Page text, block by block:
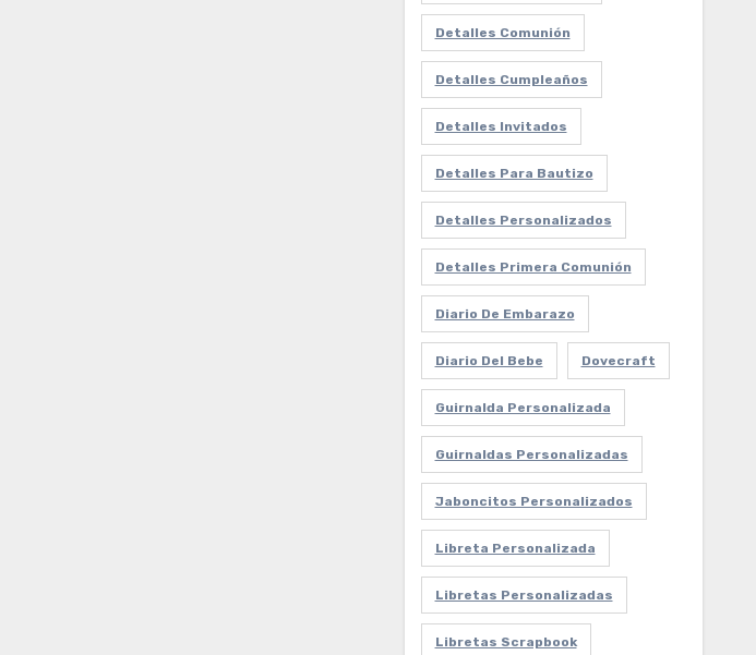
Detalles Comunión
Detalles Cumpleaños
Detalles Invitados
Detalles Para Bautizo
Detalles Personalizados
Detalles Primera Comunión
Diario De Embarazo
Diario Del Bebe Dovecraft
Guirnalda Personalizada
Guirnaldas Personalizadas
Jaboncitos Personalizados
Libreta Personalizada
Libretas Personalizadas
Libretas Scrapbook